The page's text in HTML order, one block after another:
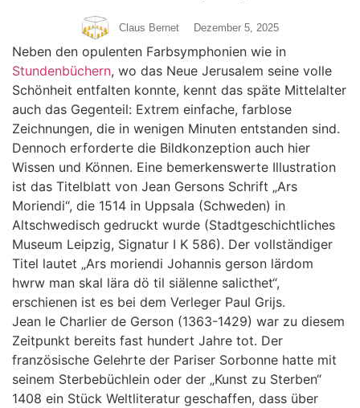
Claus Bernet Dezember 5, 2025
Neben den opulenten Farbsymphonien wie in
Stundenbüchern, wo das Neue Jerusalem seine volle
Schönheit entfalten konnte, kennt das späte Mittelalter
auch das Gegenteil: Extrem einfache, farblose
Zeichnungen, die in wenigen Minuten entstanden sind.
Dennoch erforderte die Bildkonzeption auch hier
Wissen und Können. Eine bemerkenswerte Illustration
ist das Titelblatt von Jean Gersons Schrift „Ars
Moriendi“, die 1514 in Uppsala (Schweden) in
Altschwedisch gedruckt wurde (Stadtgeschichtliches
Museum Leipzig, Signatur I K 586). Der vollständiger
Titel lautet „Ars moriendi Johannis gerson lärdom
hwrw man skal lära dö til siälenne salicthet“,
erschienen ist es bei dem Verleger Paul Grijs.
Jean le Charlier de Gerson (1363-1429) war zu diesem
Zeitpunkt bereits fast hundert Jahre tot. Der
französische Gelehrte der Pariser Sorbonne hatte mit
seinem Sterbebüchlein oder der „Kunst zu Sterben“
1408 ein Stück Weltliteratur geschaffen, dass über